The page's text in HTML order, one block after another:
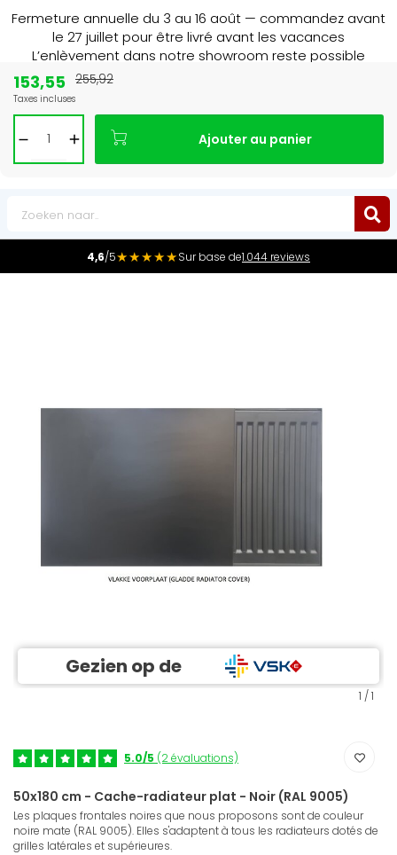
Fermeture annuelle du 3 au 16 août — commandez avant
le 27 juillet pour être livré avant les vacances
L’enlèvement dans notre showroom reste possible
4,6/5★★★★★Sur base de1.044 reviews
Gezien op de
1 / 1
5.0/5 (2 évaluations)
50x180 cm - Cache-radiateur plat - Noir (RAL 9005)
Les plaques frontales noires que nous proposons sont de couleur
noire mate (RAL 9005). Elles s'adaptent à tous les radiateurs dotés de
grilles latérales et supérieures.
153,55
Taxes incluses
255,92
Ajouter au panier